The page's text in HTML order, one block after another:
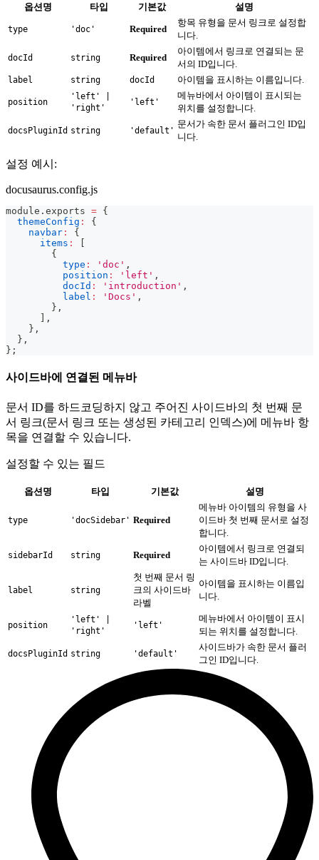
옵션명 타입 기본값 설명
type 'doc' Required
항목 유형을 문서 링크로 설정합
니다.
docId string Required
아이템에서 링크로 연결되는 문
서의 ID입니다.
label string docId 아이템을 표시하는 이름입니다.
position
'left' |
'right'
'left'
메뉴바에서 아이템이 표시되는
위치를 설정합니다.
docsPluginId string 'default'
문서가 속한 문서 플러그인 ID입
니다.
설정 예시:
docusaurus.config.js
module . exports = {
themeConfig :
{
navbar :
{
items :
{
type : 'doc' ,
position : 'left' ,
docId : 'introduction' ,
label : 'Docs' ,
} ,
,
} ,
} ,
} ;
사이드바에 연결된 메뉴바
문서 ID를 하드코딩하지 않고 주어진 사이드바의 첫 번째 문
서 링크(문서 링크 또는 생성된 카테고리 인덱스)에 메뉴바 항
목을 연결할 수 있습니다.
설정할 수 있는 필드
옵션명 타입 기본값 설명
type 'docSidebar' Required
메뉴바 아이템의 유형을 사
이드바 첫 번째 문서로 설정
합니다.
sidebarId string Required
아이템에서 링크로 연결되
는 사이드바 ID입니다.
label string
첫 번째 문서 링
크의 사이드바
라벨
아이템을 표시하는 이름입
니다.
position
'left' |
'right'
'left'
메뉴바에서 아이템이 표시
되는 위치를 설정합니다.
docsPluginId string 'default'
사이드바가 속한 문서 플러
그인 ID입니다.